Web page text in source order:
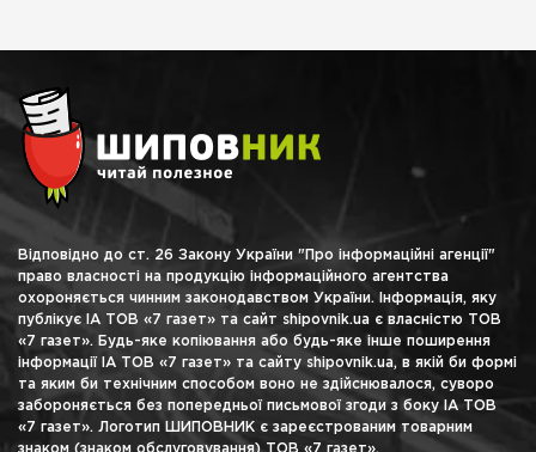
Відповідно до ст. 26 Закону України "Про інформаційні агенції"
право власності на продукцію інформаційного агентства
охороняється чинним законодавством України. Інформація, яку
публікує ІА ТОВ «7 газет» та сайт shipovnik.ua є власністю ТОВ
«7 газет». Будь-яке копіювання або будь-яке інше поширення
інформації ІА ТОВ «7 газет» та сайту shipovnik.ua, в якій би формі
та яким би технічним способом воно не здійснювалося, суворо
забороняється без попередньої письмової згоди з боку ІА ТОВ
«7 газет». Логотип ШИПОВНИК є зареєстрованим товарним